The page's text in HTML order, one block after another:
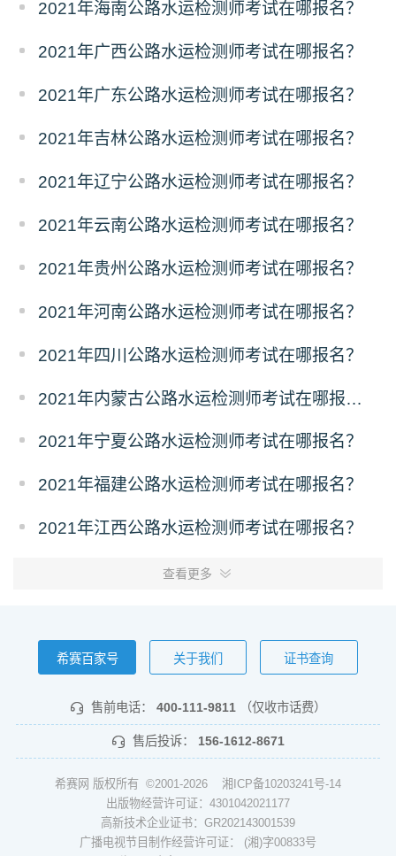
2021年海南公路水运检测师考试在哪报名？
2021年广西公路水运检测师考试在哪报名？
2021年广东公路水运检测师考试在哪报名？
2021年吉林公路水运检测师考试在哪报名？
2021年辽宁公路水运检测师考试在哪报名？
2021年云南公路水运检测师考试在哪报名？
2021年贵州公路水运检测师考试在哪报名？
2021年河南公路水运检测师考试在哪报名？
2021年四川公路水运检测师考试在哪报名？
2021年内蒙古公路水运检测师考试在哪报名？
2021年宁夏公路水运检测师考试在哪报名？
2021年福建公路水运检测师考试在哪报名？
2021年江西公路水运检测师考试在哪报名？
查看更多
希赛百家号 关于我们 证书查询
售前电话： 400-111-9811 （仅收市话费）
售后投诉： 156-1612-8671
希赛网 版权所有 ©2001-2026 湘ICP备10203241号-14
出版物经营许可证：4301042021177
高新技术企业证书：GR202143001539
广播电视节目制作经营许可证： (湘)字00833号